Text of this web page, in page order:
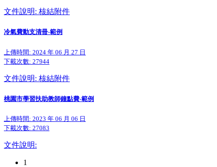
文件說明: 核結附件
冷氣費動支清冊-範例
上傳時間: 2024 年 06 月 27 日
下載次數: 27944
文件說明: 核結附件
桃園市學習扶助教師鐘點費-範例
上傳時間: 2023 年 06 月 06 日
下載次數: 27083
文件說明:
1